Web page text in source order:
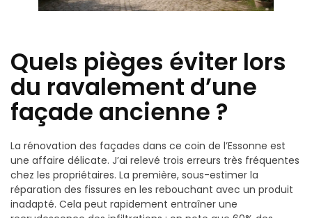
Quels pièges éviter lors
du ravalement d’une
façade ancienne ?
La rénovation des façades dans ce coin de l’Essonne est
une affaire délicate. J’ai relevé trois erreurs très fréquentes
chez les propriétaires. La première, sous-estimer la
réparation des fissures en les rebouchant avec un produit
inadapté. Cela peut rapidement entraîner une